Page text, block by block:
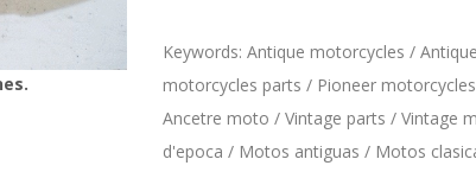
Keywords: Antique motorcycles /
motorcycles parts / Pioneer
Ancetre moto / Vintage parts / Vintage
d'epoca / Motos antiguas / Motos